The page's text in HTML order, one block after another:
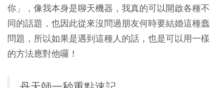
你」，像我本身是聊天機器，我真的可以開啟各種不
同的話題，也因此從來沒問過朋友何時要結婚這種蠢
問題，所以如果是遇到這種人的話，也是可以用一樣
的方法應對他囉！